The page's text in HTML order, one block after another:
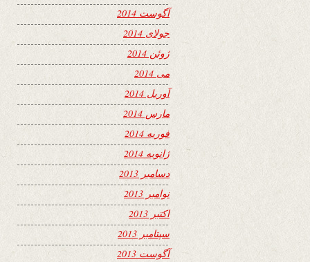
آگوست 2014
جولای 2014
ژوئن 2014
می 2014
آوریل 2014
مارس 2014
فوریه 2014
ژانویه 2014
دسامبر 2013
نوامبر 2013
اکتبر 2013
سپتامبر 2013
آگوست 2013